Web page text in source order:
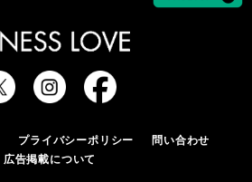
プライバシーポリシー
問い合わせ
広告掲載について